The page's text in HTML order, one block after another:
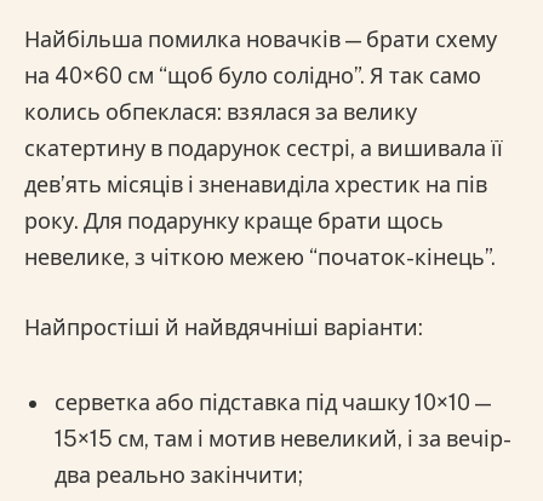
Найбільша помилка новачків — брати схему
на 40×60 см “щоб було солідно”. Я так само
колись обпеклася: взялася за велику
скатертину в подарунок сестрі, а вишивала її
дев’ять місяців і зненавиділа хрестик на пів
року. Для подарунку краще брати щось
невелике, з чіткою межею “початок-кінець”.
Найпростіші й найвдячніші варіанти:
серветка або підставка під чашку 10×10 —
15×15 см, там і мотив невеликий, і за вечір-
два реально закінчити;